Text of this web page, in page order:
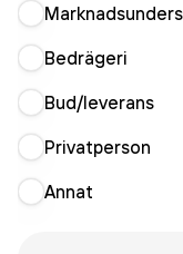
Bedrägeri
Bud/leverans
Privatperson
Annat